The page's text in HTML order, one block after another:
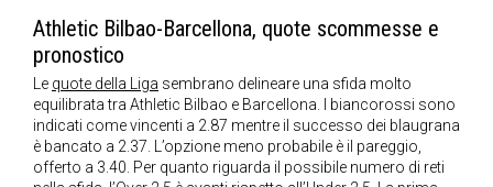
Athletic Bilbao-Barcellona, quote scommesse e
pronostico
Le quote della Liga sembrano delineare una sfida molto
equilibrata tra Athletic Bilbao e Barcellona. I biancorossi sono
indicati come vincenti a 2.87 mentre il successo dei blaugrana
è bancato a 2.37. L’opzione meno probabile è il pareggio,
offerto a 3.40. Per quanto riguarda il possibile numero di reti